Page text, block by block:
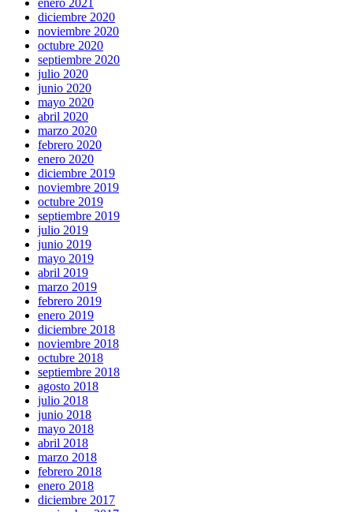
enero 2021
diciembre 2020
noviembre 2020
octubre 2020
septiembre 2020
julio 2020
junio 2020
mayo 2020
abril 2020
marzo 2020
febrero 2020
enero 2020
diciembre 2019
noviembre 2019
octubre 2019
septiembre 2019
julio 2019
junio 2019
mayo 2019
abril 2019
marzo 2019
febrero 2019
enero 2019
diciembre 2018
noviembre 2018
octubre 2018
septiembre 2018
agosto 2018
julio 2018
junio 2018
mayo 2018
abril 2018
marzo 2018
febrero 2018
enero 2018
diciembre 2017